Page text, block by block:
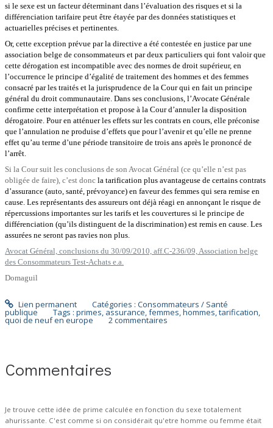
si le sexe est un facteur déterminant dans l’évaluation des risques et si la
différenciation tarifaire peut être étayée par des données statistiques et
actuarielles précises et pertinentes.
Or, cette exception prévue par la directive a été contestée en justice par une
association belge de consommateurs et par deux particuliers qui font valoir que
cette dérogation est incompatible avec des normes de droit supérieur, en
l’occurrence le principe d’égalité de traitement des hommes et des femmes
consacré par les traités et la jurisprudence de la Cour qui en fait un principe
général du droit communautaire. Dans ses conclusions, l’Avocate Générale
confirme cette interprétation et propose à la Cour d’annuler la disposition
dérogatoire. Pour en atténuer les effets sur les contrats en cours, elle préconise
que l’annulation ne produise d’effets que pour l’avenir et qu’elle ne prenne
effet qu’au terme d’une période transitoire de trois ans après le prononcé de
l’arrêt.
Si la Cour suit les conclusions de son Avocat Général (ce qu’elle n’est pas
obligée de faire), c’est doncla tarification plus avantageuse de certains contrats
d’assurance (auto, santé, prévoyance) en faveur des femmes qui sera remise en
cause. Les représentants des assureurs ont déjà réagi en annonçant le risque de
répercussions importantes sur les tarifs et les couvertures si le principe de
différenciation (qu’ils distinguent de la discrimination) est remis en cause. Les
assurées ne seront pas ravies non plus.
Avocat Général, conclusions du 30/09/2010, aff.C-236/09, Association belge
des Consommateurs Test-Achats e.a.
Domaguil
Lien permanent Catégories : Consommateurs / Santé
publique Tags : primes, assurance,femmes,hommes,tarification,
quoi de neuf en europe 2commentaires
Commentaires
Je trouve cette idée de prime calculée en fonction du sexe totalement
ahurissante. C'est comme si on considérait qu'etre homme ou femme était